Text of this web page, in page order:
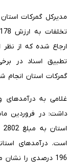
تطبیق اسناد در
گمرکات استان انجام
غلامی به درآمدهای
داشت: در فروردین
196 درصدی را نشان می‌دهد.